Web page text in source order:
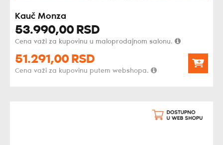
Kauč Monza
53.990,00 RSD
Cena važi za kupovinu u maloprodajnom salonu.
51.291,00 RSD
Cena važi za kupovinu putem webshopa.